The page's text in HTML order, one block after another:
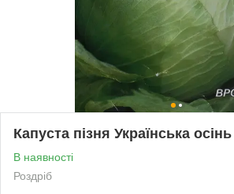
Капуста пізня Українська осінь
В наявності
Роздріб